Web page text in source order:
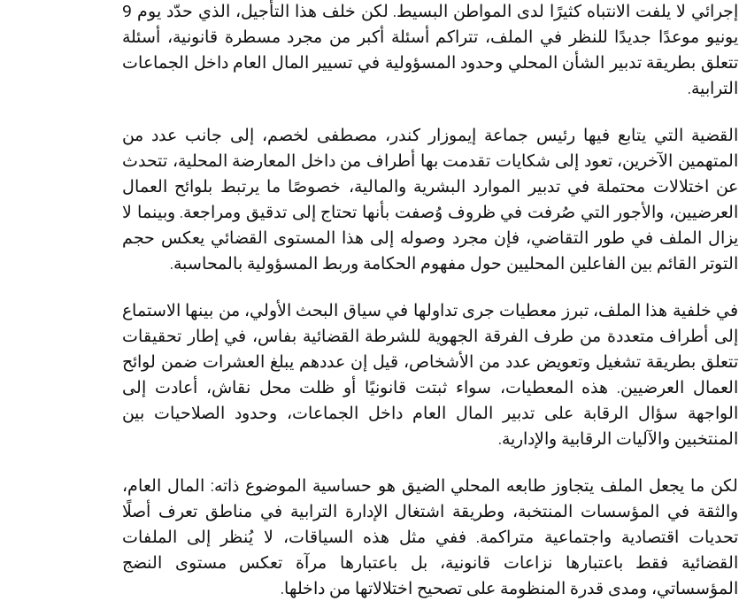
إجرائي لا يلفت الانتباه كثيرًا لدى المواطن البسيط. لكن خلف هذا التأجيل، الذي حدّد يوم 9
يونيو موعدًا جديدًا للنظر في الملف، تتراكم أسئلة أكبر من مجرد مسطرة قانونية، أسئلة
تتعلق بطريقة تدبير الشأن المحلي وحدود المسؤولية في تسيير المال العام داخل الجماعات
الترابية.
القضية التي يتابع فيها رئيس جماعة إيموزار كندر، مصطفى لخصم، إلى جانب عدد من
المتهمين الآخرين، تعود إلى شكايات تقدمت بها أطراف من داخل المعارضة المحلية، تتحدث
عن اختلالات محتملة في تدبير الموارد البشرية والمالية، خصوصًا ما يرتبط بلوائح العمال
العرضيين، والأجور التي صُرفت في ظروف وُصفت بأنها تحتاج إلى تدقيق ومراجعة. وبينما لا
يزال الملف في طور التقاضي، فإن مجرد وصوله إلى هذا المستوى القضائي يعكس حجم
التوتر القائم بين الفاعلين المحليين حول مفهوم الحكامة وربط المسؤولية بالمحاسبة.
في خلفية هذا الملف، تبرز معطيات جرى تداولها في سياق البحث الأولي، من بينها الاستماع
إلى أطراف متعددة من طرف الفرقة الجهوية للشرطة القضائية بفاس، في إطار تحقيقات
تتعلق بطريقة تشغيل وتعويض عدد من الأشخاص، قيل إن عددهم يبلغ العشرات ضمن لوائح
العمال العرضيين. هذه المعطيات، سواء ثبتت قانونيًا أو ظلت محل نقاش، أعادت إلى
الواجهة سؤال الرقابة على تدبير المال العام داخل الجماعات، وحدود الصلاحيات بين
المنتخبين والآليات الرقابية والإدارية.
لكن ما يجعل الملف يتجاوز طابعه المحلي الضيق هو حساسية الموضوع ذاته: المال العام،
والثقة في المؤسسات المنتخبة، وطريقة اشتغال الإدارة الترابية في مناطق تعرف أصلًا
تحديات اقتصادية واجتماعية متراكمة. ففي مثل هذه السياقات، لا يُنظر إلى الملفات
القضائية فقط باعتبارها نزاعات قانونية، بل باعتبارها مرآة تعكس مستوى النضج
المؤسساتي، ومدى قدرة المنظومة على تصحيح اختلالاتها من داخلها.